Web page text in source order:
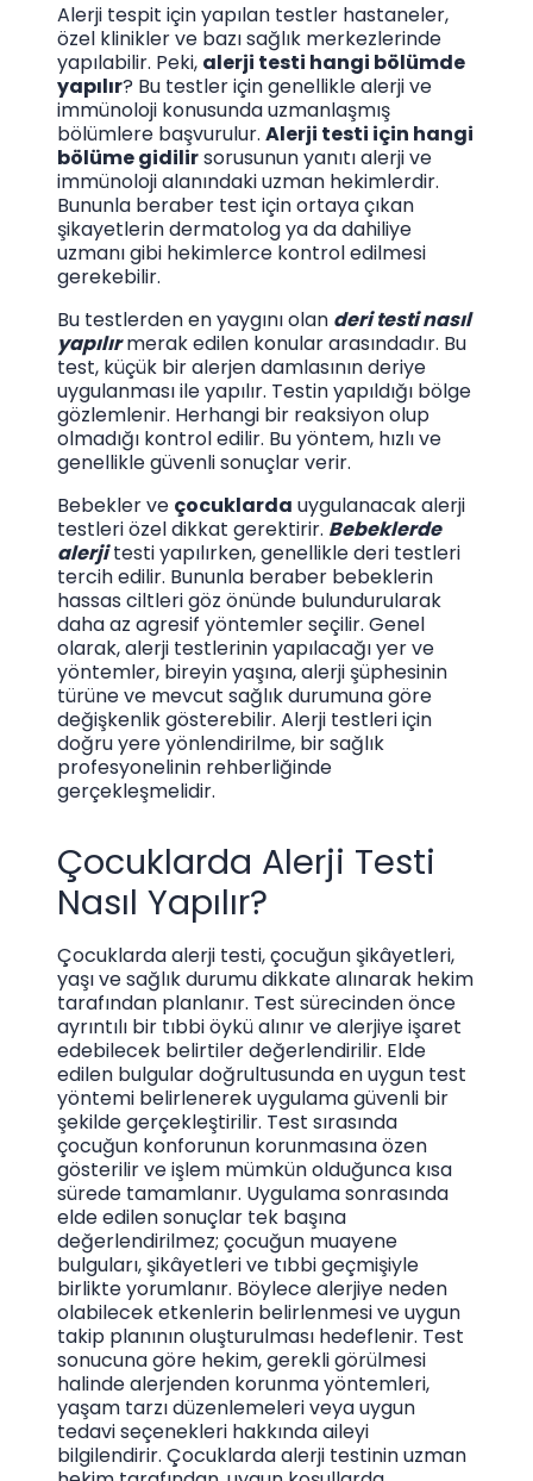
Alerji tespit için yapılan testler hastaneler,
özel klinikler ve bazı sağlık merkezlerinde
yapılabilir. Peki, alerji testi hangi bölümde
yapılır? Bu testler için genellikle alerji ve
immünoloji konusunda uzmanlaşmış
bölümlere başvurulur. Alerji testi için hangi
bölüme gidilirsorusunun yanıtı alerji ve
immünoloji alanındaki uzman hekimlerdir.
Bununla beraber test için ortaya çıkan
şikayetlerin dermatolog ya da dahiliye
uzmanı gibi hekimlerce kontrol edilmesi
gerekebilir.
Bu testlerden en yaygını olan deri testi nasıl
yapılırmerak edilen konular arasındadır. Bu
test, küçük bir alerjen damlasının deriye
uygulanması ile yapılır. Testin yapıldığı bölge
gözlemlenir. Herhangi bir reaksiyon olup
olmadığı kontrol edilir. Bu yöntem, hızlı ve
genellikle güvenli sonuçlar verir.
Bebekler ve çocuklarda uygulanacak alerji
testleri özel dikkat gerektirir. Bebeklerde
alerjitesti yapılırken, genellikle deri testleri
tercih edilir. Bununla beraber bebeklerin
hassas ciltleri göz önünde bulundurularak
daha az agresif yöntemler seçilir. Genel
olarak, alerji testlerinin yapılacağı yer ve
yöntemler, bireyin yaşına, alerji şüphesinin
türüne ve mevcut sağlık durumuna göre
değişkenlik gösterebilir. Alerji testleri için
doğru yere yönlendirilme, bir sağlık
profesyonelinin rehberliğinde
gerçekleşmelidir.
Çocuklarda Alerji Testi
Nasıl Yapılır?
Çocuklarda alerji testi, çocuğun şikâyetleri,
yaşı ve sağlık durumu dikkate alınarak hekim
tarafından planlanır. Test sürecinden önce
ayrıntılı bir tıbbi öykü alınır ve alerjiye işaret
edebilecek belirtiler değerlendirilir. Elde
edilen bulgular doğrultusunda en uygun test
yöntemi belirlenerek uygulama güvenli bir
şekilde gerçekleştirilir. Test sırasında
çocuğun konforunun korunmasına özen
gösterilir ve işlem mümkün olduğunca kısa
sürede tamamlanır. Uygulama sonrasında
elde edilen sonuçlar tek başına
değerlendirilmez; çocuğun muayene
bulguları, şikâyetleri ve tıbbi geçmişiyle
birlikte yorumlanır. Böylece alerjiye neden
olabilecek etkenlerin belirlenmesi ve uygun
takip planının oluşturulması hedeflenir. Test
sonucuna göre hekim, gerekli görülmesi
halinde alerjenden korunma yöntemleri,
yaşam tarzı düzenlemeleri veya uygun
tedavi seçenekleri hakkında aileyi
bilgilendirir. Çocuklarda alerji testinin uzman